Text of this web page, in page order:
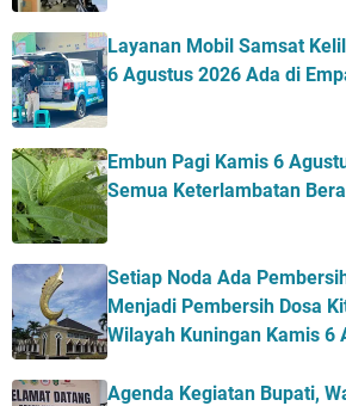
Layanan Mobil Samsat
6 Agustus 2026 Ada di
Embun Pagi Kamis 6
Semua Keterlambatan
Setiap Noda Ada
Menjadi Pembersih Dosa
Wilayah Kuningan Kamis 6
Agenda Kegiatan Bupati,